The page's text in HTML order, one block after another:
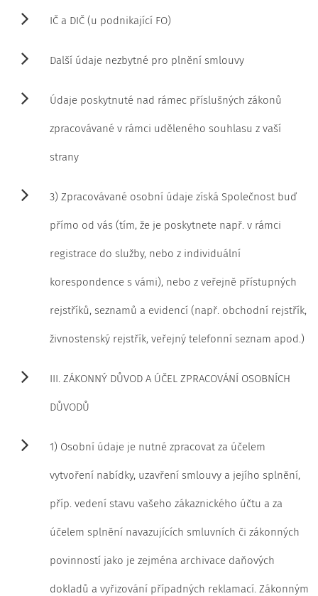
IČ a DIČ (u podnikající FO)
Další údaje nezbytné pro plnění smlouvy
Údaje poskytnuté nad rámec příslušných zákonů
zpracovávané v rámci uděleného souhlasu z vaší
strany
3) Zpracovávané osobní údaje získá Společnost buď
přímo od vás (tím, že je poskytnete např. v rámci
registrace do služby, nebo z individuální
korespondence s vámi), nebo z veřejně přístupných
rejstříků, seznamů a evidencí (např. obchodní rejstřík,
živnostenský rejstřík, veřejný telefonní seznam apod.)
III. ZÁKONNÝ DŮVOD A ÚČEL ZPRACOVÁNÍ OSOBNÍCH
DŮVODŮ
1) Osobní údaje je nutné zpracovat za účelem
vytvoření nabídky, uzavření smlouvy a jejího splnění,
příp. vedení stavu vašeho zákaznického účtu a za
účelem splnění navazujících smluvních či zákonných
povinností jako je zejména archivace daňových
dokladů a vyřizování případných reklamací. Zákonným